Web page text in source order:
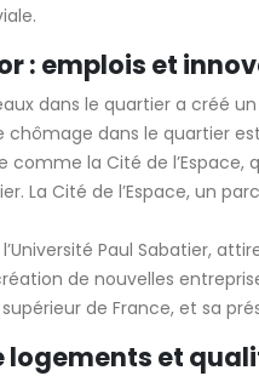
: emplois et
dans le quartier a créé
chômage dans le quartier
la Cité de
La Cité de l’Espace, un
Paul Sabatier,
de nouvelles
de France, et sa
et